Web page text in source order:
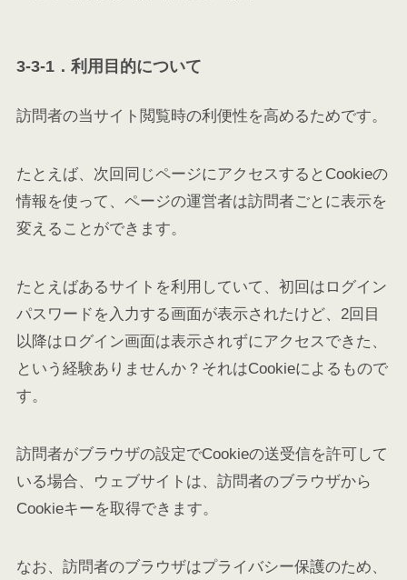
3-3-1．利用目的について
訪問者の当サイト閲覧時の利便性を高めるためです。
たとえば、次回同じページにアクセスするとCookieの
情報を使って、ページの運営者は訪問者ごとに表示を
変えることができます。
たとえばあるサイトを利用していて、初回はログイン
パスワードを入力する画面が表示されたけど、2回目
以降はログイン画面は表示されずにアクセスできた、
という経験ありませんか？それはCookieによるもので
す。
訪問者がブラウザの設定でCookieの送受信を許可して
いる場合、ウェブサイトは、訪問者のブラウザから
Cookieキーを取得できます。
なお、訪問者のブラウザはプライバシー保護のため、